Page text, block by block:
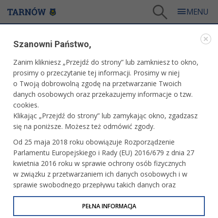
Rajd Rowerowy Sokołów - zakończenie sezonu rowerowego
WARTO ZOBACZYĆ
RAJD ROWEROWY SOKOŁÓW - ZAKOŃCZENIE
SEZONU ROWEROWEGO
2 października 2016 r.fot. Artur Gawle
Szanowni Państwo,
Zanim klikniesz „Przejdź do strony” lub zamkniesz to okno,
prosimy o przeczytanie tej informacji. Prosimy w niej
o Twoją dobrowolną zgodę na przetwarzanie Twoich
danych osobowych oraz przekazujemy informacje o tzw.
cookies.
Klikając „Przejdź do strony” lub zamykając okno, zgadzasz
się na poniższe. Możesz też odmówić zgody.
Od 25 maja 2018 roku obowiązuje Rozporządzenie
Parlamentu Europejskiego i Rady (EU) 2016/679 z dnia 27
kwietnia 2016 roku w sprawie ochrony osób fizycznych
w związku z przetwarzaniem ich danych osobowych i w
sprawie swobodnego przepływu takich danych oraz
uchylenia dyrektywy 95/46/WE (określane jako RODO, GDPR
lub Ogólne Rozporządzenie o Ochronie Danych
PEŁNA INFORMACJA